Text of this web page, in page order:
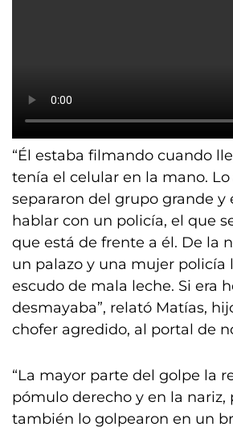
“Él estaba filmando cuando
tenía el celular en la mano.
separaron del grupo grande y
hablar con un policía, el que
que está de frente a él. De la
un palazo y una mujer policía
escudo de mala leche. Si era
desmayaba”, relató Matías,
chofer agredido, al portal de
“La mayor parte del golpe la
pómulo derecho y en la nariz,
también lo golpearon en un